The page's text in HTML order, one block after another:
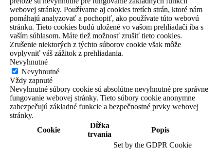
webovej stránky. Používame aj cookies tretích strán, ktoré nám
pomáhajú analyzovať a pochopiť, ako používate túto webovú
stránku. Tieto cookies budú uložené vo vašom prehliadači iba s
vaším súhlasom. Máte tiež možnosť zrušiť tieto cookies.
Zrušenie niektorých z týchto súborov cookie však môže
ovplyvniť váš zážitok z prehliadania.
Nevyhnutné
Nevyhnutné
Vždy zapnuté
Nevyhnutné súbory cookie sú absolútne nevyhnutné pre správne
fungovanie webovej stránky. Tieto súbory cookie anonymne
zabezpečujú základné funkcie a bezpečnostné prvky webovej
stránky.
Cookie
Dĺžka
trvania
Popis
Set by the GDPR Cookie